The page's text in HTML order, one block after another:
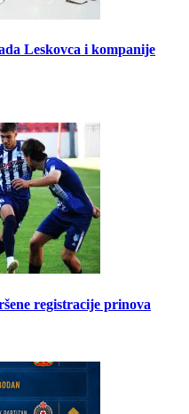
Leskovca i kompanije
registracije prinova